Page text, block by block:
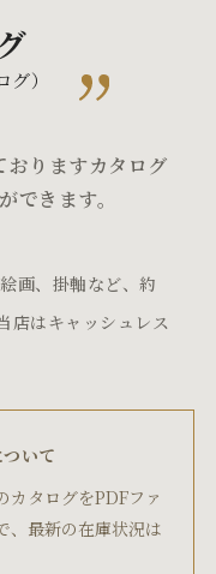
）
おりますカタログ
できます。
画、掛軸など、約
店はキャッシュレス
いて
カタログをPDFファ
、最新の在庫状況は